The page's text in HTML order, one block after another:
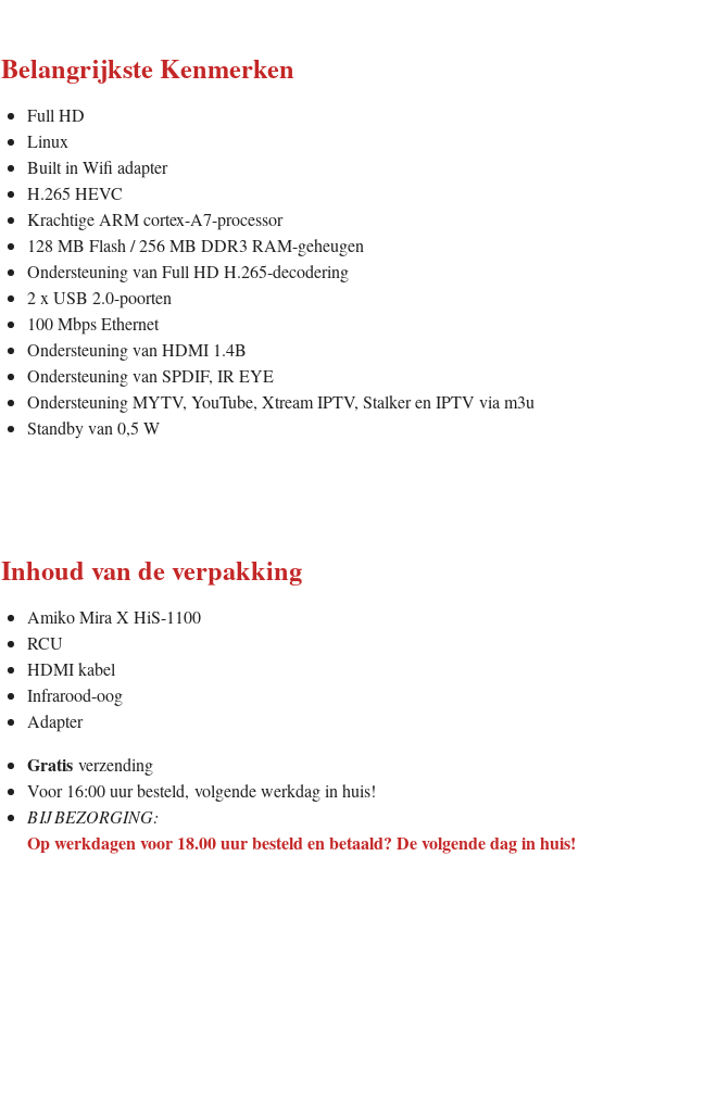
Belangrijkste Kenmerken
Full HD
Linux
Built in Wifi adapter
H.265 HEVC
Krachtige ARM cortex-A7-processor
128 MB Flash / 256 MB DDR3 RAM-geheugen
Ondersteuning van Full HD H.265-decodering
2 x USB 2.0-poorten
100 Mbps Ethernet
Ondersteuning van HDMI 1.4B
Ondersteuning van SPDIF, IR EYE
Ondersteuning MYTV, YouTube, Xtream IPTV, Stalker en IPTV via m3u
Standby van 0,5 W
Inhoud van de verpakking
Amiko Mira X HiS-1100
RCU
HDMI kabel
Infrarood-oog
Adapter
Gratis verzending
Voor 16:00 uur besteld, volgende werkdag in huis!
BIJ BEZORGING:
Op werkdagen voor 18.00 uur besteld en betaald? De volgende dag in huis!